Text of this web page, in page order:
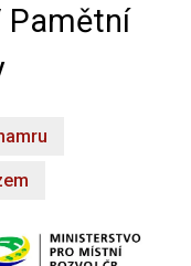
Pamětní